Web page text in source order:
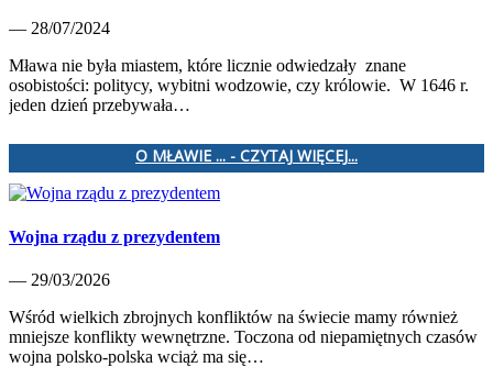
— 28/07/2024
Mława nie była miastem, które licznie odwiedzały znane
osobistości: politycy, wybitni wodzowie, czy królowie. W 1646 r.
jeden dzień przebywała…
O MŁAWIE ... - CZYTAJ WIĘCEJ...
Wojna rządu z prezydentem
— 29/03/2026
Wśród wielkich zbrojnych konfliktów na świecie mamy również
mniejsze konflikty wewnętrzne. Toczona od niepamiętnych czasów
wojna polsko-polska wciąż ma się…